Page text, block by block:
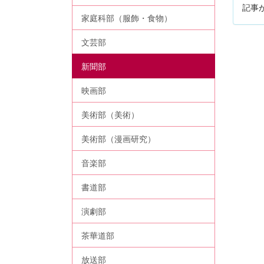
記事
家庭科部（服飾・食物）
文芸部
新聞部
映画部
美術部（美術）
美術部（漫画研究）
音楽部
書道部
演劇部
茶華道部
放送部